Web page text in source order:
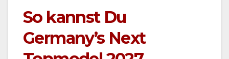
So kannst Du
Germany’s Next